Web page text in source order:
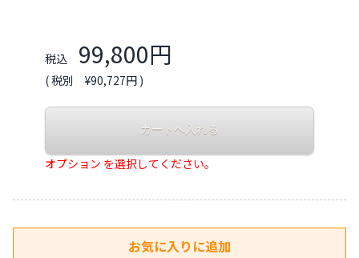
税込 99,800円
( 税別 ¥90,727円 )
オプション を選択してください。